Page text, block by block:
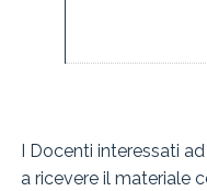
I Docenti interessati
a ricevere il materiale